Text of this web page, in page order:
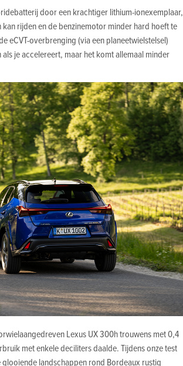
door een krachtiger lithium-ionexemplaar,
rijden en de benzinemotor minder hard hoeft te
eCVT-overbrenging (via een planeetwielstelsel)
je accelereert, maar het komt allemaal minder
Lexus UX 300h trouwens met 0,4
met enkele deciliters daalde. Tijdens onze test
landschappen rond Bordeaux rustig